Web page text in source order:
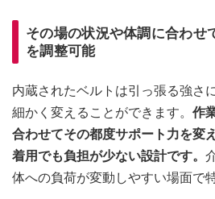
その場の状況や体調に合わせ
を調整可能
内蔵されたベルトは引っ張る強さ
細かく変えることができます。 作
合わせてその都度サポート力を変
着用でも負担が少ない設計です。
体への負荷が変動しやすい場面で